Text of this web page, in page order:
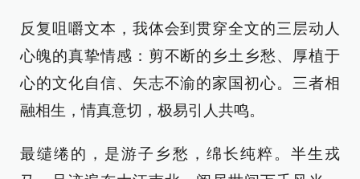
反复咀嚼文本，我体会到贯穿全文的三层动人
心魄的真挚情感：剪不断的乡土乡愁、厚植于
心的文化自信、矢志不渝的家国初心。三者相
融相生，情真意切，极易引人共鸣。
最缱绻的，是游子乡愁，绵长纯粹。半生戎